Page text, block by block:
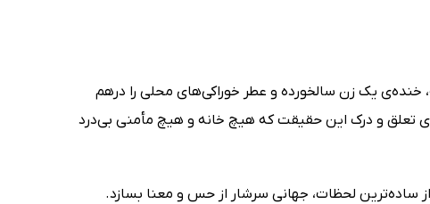
یک زن سالخورده و عطر خوراکی‌های محلی را درهم
تعلق و درک این حقیقت که هیچ خانه و هیچ مأمنی بی‌درد
ساده‌ترین لحظات، جهانی سرشار از حس و معنا بسازد.